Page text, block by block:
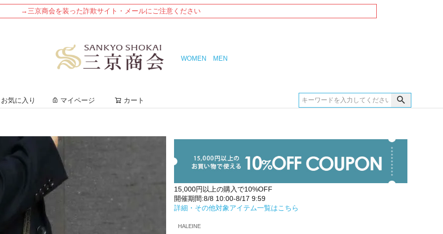
→三京商会を装った詐欺サイト・メールにご注意ください
WOMEN MEN
お気に入り マイページ カート
15,000円以上の購入で10%OFF
開催期間:8/8 10:00-8/17 9:59
詳細・その他対象アイテム一覧はこちら
HALEINE